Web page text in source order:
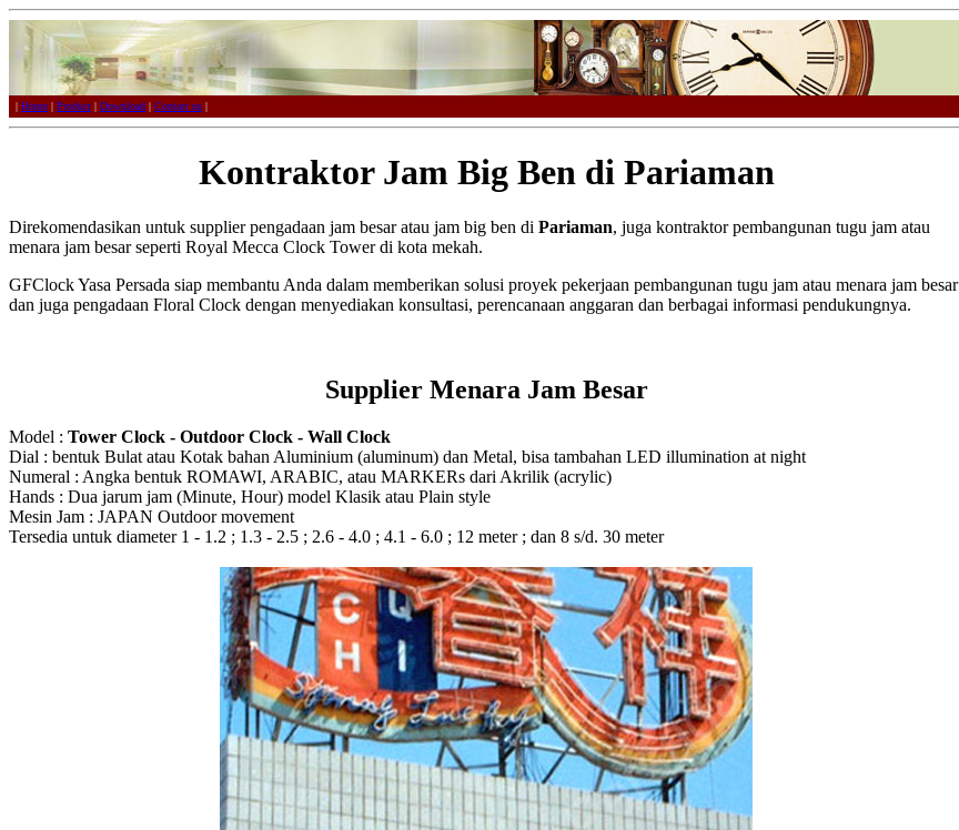
| Home | Product | Download | Contact us |
Kontraktor Jam Big Ben di Pariaman
Direkomendasikan untuk supplier pengadaan jam besar atau jam big ben di Pariaman, juga kontraktor pembangunan tugu jam atau
menara jam besar seperti Royal Mecca Clock Tower di kota mekah.
GFClock Yasa Persada siap membantu Anda dalam memberikan solusi proyek pekerjaan pembangunan tugu jam atau menara jam besar
dan juga pengadaan Floral Clock dengan menyediakan konsultasi, perencanaan anggaran dan berbagai informasi pendukungnya.
Supplier Menara Jam Besar
Model : Tower Clock - Outdoor Clock - Wall Clock
Dial : bentuk Bulat atau Kotak bahan Aluminium (aluminum) dan Metal, bisa tambahan LED illumination at night
Numeral : Angka bentuk ROMAWI, ARABIC, atau MARKERs dari Akrilik (acrylic)
Hands : Dua jarum jam (Minute, Hour) model Klasik atau Plain style
Mesin Jam : JAPAN Outdoor movement
Tersedia untuk diameter 1 - 1.2 ; 1.3 - 2.5 ; 2.6 - 4.0 ; 4.1 - 6.0 ; 12 meter ; dan 8 s/d. 30 meter